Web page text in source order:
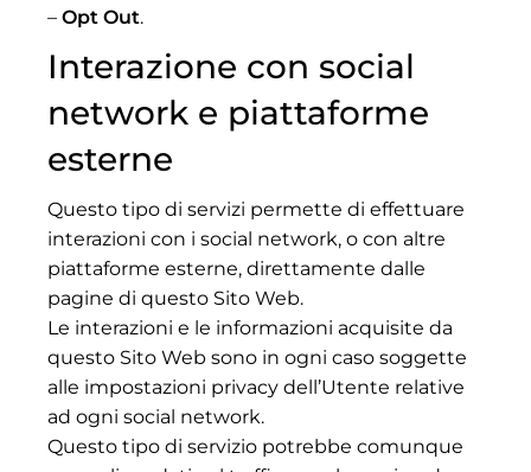
– Opt Out.
Interazione con social
network e piattaforme
esterne
Questo tipo di servizi permette di effettuare
interazioni con i social network, o con altre
piattaforme esterne, direttamente dalle
pagine di questo Sito Web.
Le interazioni e le informazioni acquisite da
questo Sito Web sono in ogni caso soggette
alle impostazioni privacy dell’Utente relative
ad ogni social network.
Questo tipo di servizio potrebbe comunque